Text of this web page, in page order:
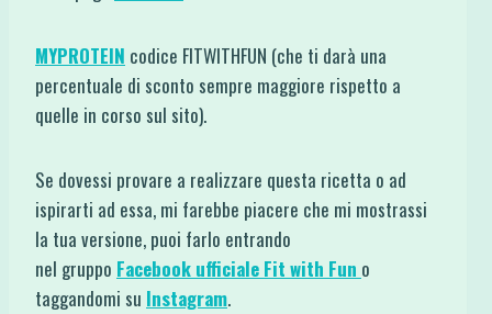
MYPROTEIN codice FITWITHFUN (che ti darà una
percentuale di sconto sempre maggiore rispetto a
quelle in corso sul sito).
Se dovessi provare a realizzare questa ricetta o ad
ispirarti ad essa, mi farebbe piacere che mi mostrassi
la tua versione, puoi farlo entrando
nel gruppo Facebook ufficiale Fit with Fun o
taggandomi su Instagram.